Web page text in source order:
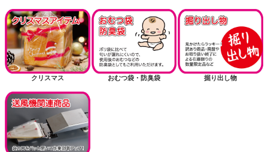
クリスマス おむつ袋・防臭袋 掘り出し物